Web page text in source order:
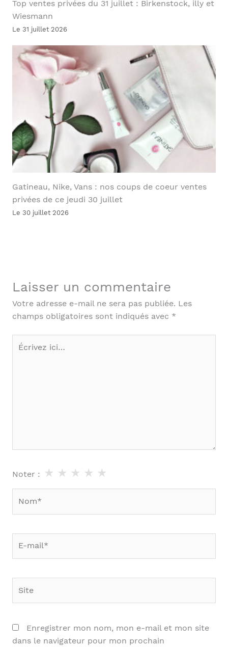
Top ventes privées du 31 juillet : Birkenstock, illy et
Wiesmann
Le 31 juillet 2026
Gatineau, Nike, Vans : nos coups de coeur ventes
privées de ce jeudi 30 juillet
Le 30 juillet 2026
Laisser un commentaire
Votre adresse e-mail ne sera pas publiée. Les
champs obligatoires sont indiqués avec *
Écrivez
Noter : ★
★
★
★
★
Enregistrer mon nom, mon e-mail et mon site
dans le navigateur pour mon prochain